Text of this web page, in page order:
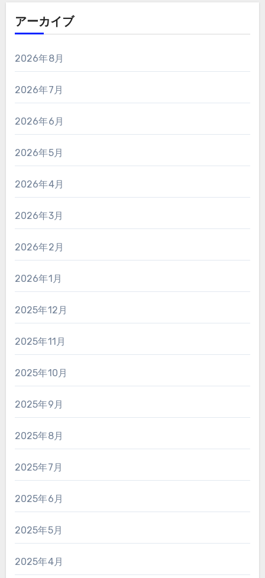
アーカイブ
2026年8月
2026年7月
2026年6月
2026年5月
2026年4月
2026年3月
2026年2月
2026年1月
2025年12月
2025年11月
2025年10月
2025年9月
2025年8月
2025年7月
2025年6月
2025年5月
2025年4月